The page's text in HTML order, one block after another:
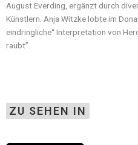
August Everding, ergänzt durch
Künstlern. Anja Witzke lobte im
eindringliche“ Interpretation von
raubt”.
ZU SEHEN IN